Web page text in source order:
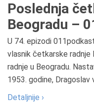
Poslednja
Beogradu –
U 74. epizodi
vlasnik četkarske
radnje u Beogradu.
1953. godine, Dragoslav
Detaljnije ›